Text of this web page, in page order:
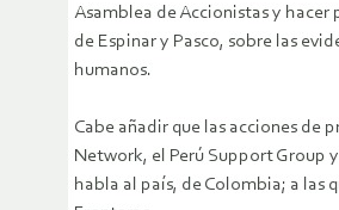
Asamblea de Accionistas y
de Espinar y Pasco, sobre las
humanos.
Cabe añadir que las acciones de
Network, el Perú Support Group
habla al país, de Colombia; a las